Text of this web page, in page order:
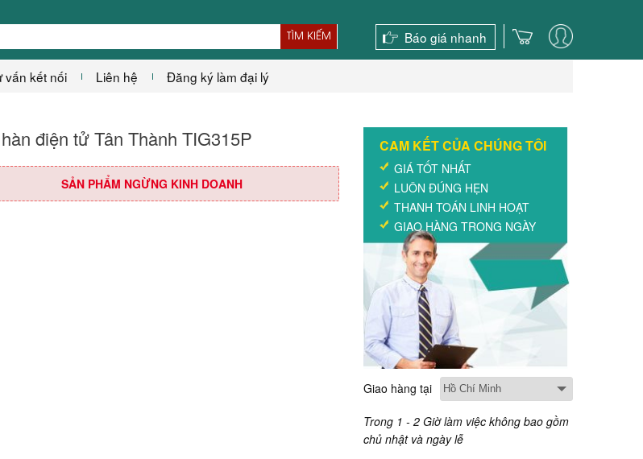
TÌM KIẾM Báo giá nhanh
vấn kết nối Liên hệ Đăng ký làm đại lý
điện tử Tân Thành TIG315P
SẢN PHẨM NGỪNG KINH DOANH
CAM KẾT CỦA CHÚNG TÔI
GIÁ TỐT NHẤT
LUÔN ĐÚNG HẸN
THANH TOÁN LINH HOẠT
GIAO HÀNG TRONG NGÀY
Giao hàng tại
Trong 1 - 2 Giờ làm việc không bao gồm
chủ nhật và ngày lễ